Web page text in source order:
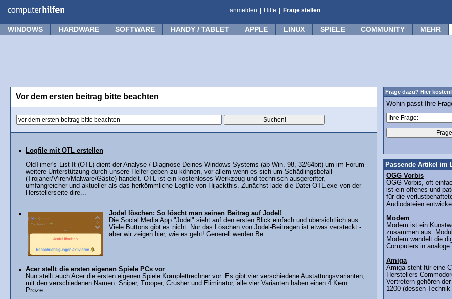
anmelden Hilfe Frage stellen
WINDOWS HARDWARE SOFTWARE HANDY / TABLET APPLE LINUX SPIELE COMMUNITY MEHR
Vor dem ersten beitrag bitte beachten
Logfile mit OTL erstellen
OldTimer's List-It (OTL) dient der Analyse / Diagnose Deines Windows-Systems (ab Win. 98, 32/64bit) um im Forum
weitere Unterstützung durch unsere Helfer geben zu können, vor allem wenn es sich um Schädlingsbefall
(Trojaner/Viren/Malware/Gäste) handelt. OTL ist ein kostenloses Werkzeug und technisch ausgereifter,
umfangreicher und aktueller als das herkömmliche Logfile von Hijackthis. Zunächst lade die Datei OTL.exe von der
Herstellerseite dire...
Jodel löschen: So löscht man seinen Beitrag auf Jodel!
Die Social Media App "Jodel" sieht auf den ersten Blick einfach und übersichtlich aus:
Viele Buttons gibt es nicht. Nur das Löschen von Jodel-Beiträgen ist etwas versteckt -
aber wir zeigen hier, wie es geht! Generell werden Be...
Acer stellt die ersten eigenen Spiele PCs vor
Nun stellt auch Acer die ersten eigenen Spiele Komplettrechner vor. Es gibt vier verschiedene Austattungsvarianten,
mit den verschiedenen Namen: Sniper, Trooper, Crusher und Eliminator, alle vier Varianten haben einen 4 Kern
Proze...
Frage dazu? Hier
Wohin passt Ihre
Passende Artikel im
OGG Vorbis
OGG Vorbis, oft
ist ein offenes und
für die
Audiodateien
Modem
Modem ist ein
zusammen aus
Modem wandelt die
Computers in
Amiga
Amiga steht für eine
Herstellers
Vertretern gehören
1200 (dessen